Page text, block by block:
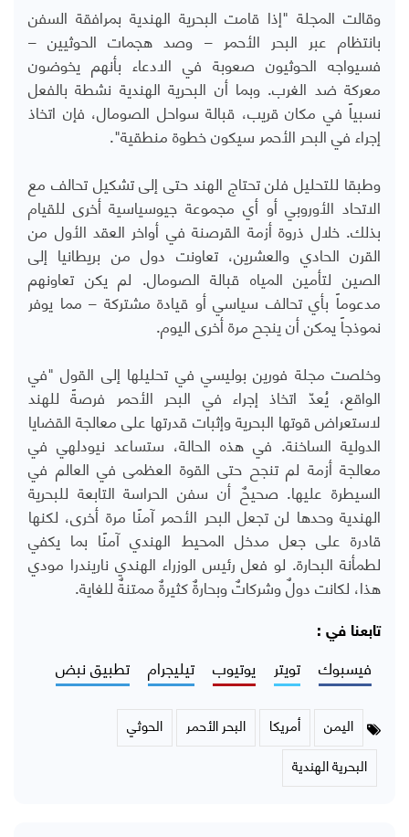
وقالت المجلة "إذا قامت البحرية الهندية بمرافقة السفن
بانتظام عبر البحر الأحمر – وصد هجمات الحوثيين –
فسيواجه الحوثيون صعوبة في الادعاء بأنهم يخوضون
معركة ضد الغرب. وبما أن البحرية الهندية نشطة بالفعل
نسبياً في مكان قريب، قبالة سواحل الصومال، فإن اتخاذ
إجراء في البحر الأحمر سيكون خطوة منطقية".
وطبقا للتحليل فلن تحتاج الهند حتى إلى تشكيل تحالف مع
الاتحاد الأوروبي أو أي مجموعة جيوسياسية أخرى للقيام
بذلك. خلال ذروة أزمة القرصنة في أواخر العقد الأول من
القرن الحادي والعشرين، تعاونت دول من بريطانيا إلى
الصين لتأمين المياه قبالة الصومال. لم يكن تعاونهم
مدعوماً بأي تحالف سياسي أو قيادة مشتركة – مما يوفر
نموذجاً يمكن أن ينجح مرة أخرى اليوم.
وخلصت مجلة فورين بوليسي في تحليلها إلى القول "في
الواقع، يُعدّ اتخاذ إجراء في البحر الأحمر فرصةً للهند
لاستعراض قوتها البحرية وإثبات قدرتها على معالجة القضايا
الدولية الساخنة. في هذه الحالة، ستساعد نيودلهي في
معالجة أزمة لم تنجح حتى القوة العظمى في العالم في
السيطرة عليها. صحيحٌ أن سفن الحراسة التابعة للبحرية
الهندية وحدها لن تجعل البحر الأحمر آمنًا مرة أخرى، لكنها
قادرة على جعل مدخل المحيط الهندي آمنًا بما يكفي
لطمأنة البحارة. لو فعل رئيس الوزراء الهندي ناريندرا مودي
هذا، لكانت دولٌ وشركاتٌ وبحارةٌ كثيرةٌ ممتنةٌ للغاية.
تابعنا في :
فيسبوك تويتر يوتيوب تيليجرام تطبيق نبض
اليمن أمريكا البحر الأحمر
الحوثي
البحرية الهندية